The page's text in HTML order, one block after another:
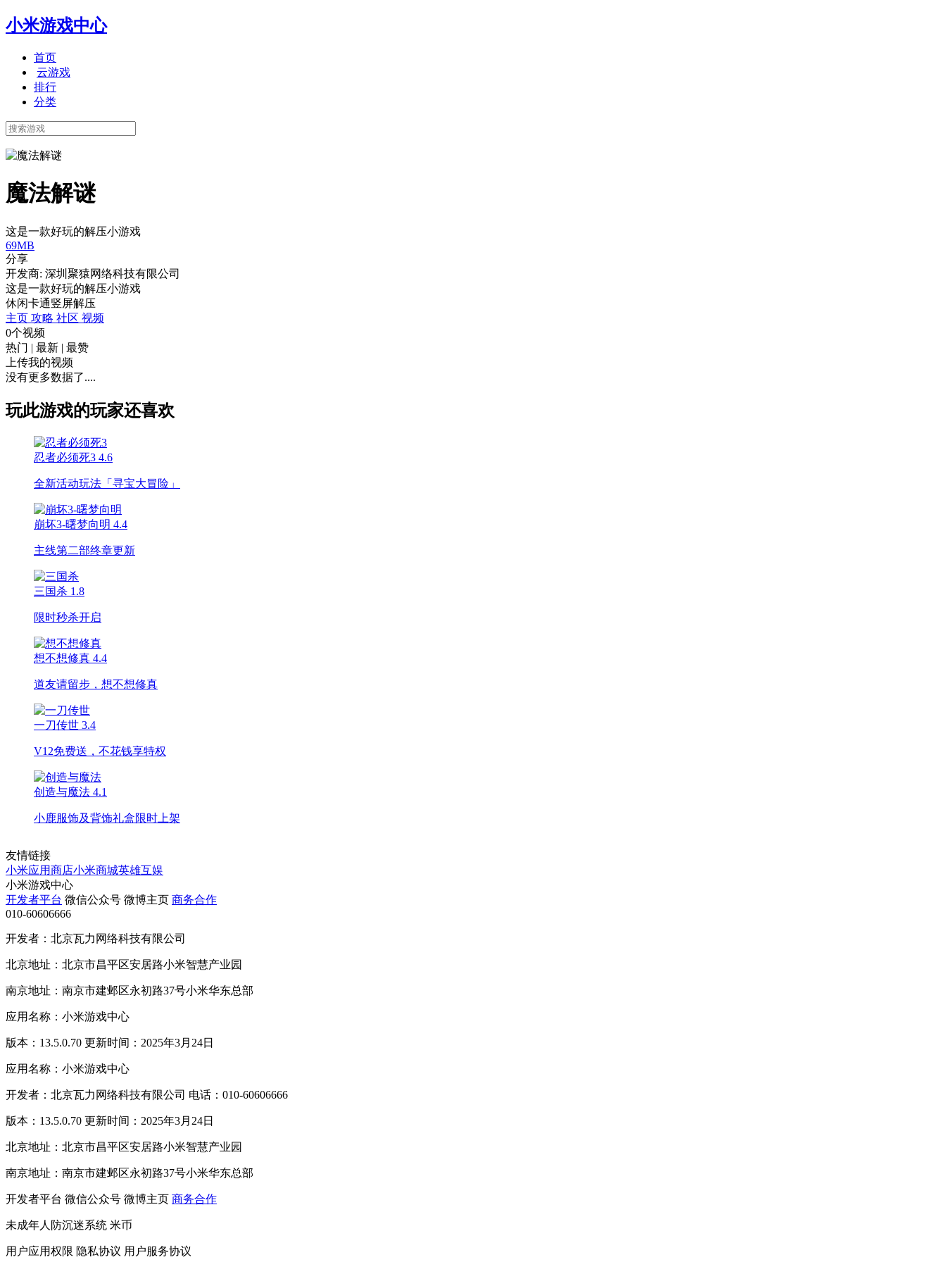
小米游戏中心
首页
云游戏
排行
分类
魔法解谜
这是一款好玩的解压小游戏
69MB
分享
开发商: 深圳聚猿网络科技有限公司
这是一款好玩的解压小游戏
休闲卡通竖屏解压
主页 攻略 社区 视频
0个视频
热门 | 最新 | 最赞
上传我的视频
没有更多数据了....
玩此游戏的玩家还喜欢
忍者必须死3 4.6
全新活动玩法「寻宝大冒险」
崩坏3-曙梦向明 4.4
主线第二部终章更新
三国杀 1.8
限时秒杀开启
想不想修真 4.4
道友请留步，想不想修真
一刀传世 3.4
V12免费送，不花钱享特权
创造与魔法 4.1
小鹿服饰及背饰礼盒限时上架
友情链接
小米应用商店小米商城英雄互娱
小米游戏中心
开发者平台 微信公众号 微博主页 商务合作
010-60606666
开发者：北京瓦力网络科技有限公司
北京地址：北京市昌平区安居路小米智慧产业园
南京地址：南京市建邺区永初路37号小米华东总部
应用名称：小米游戏中心
版本：13.5.0.70 更新时间：2025年3月24日
应用名称：小米游戏中心
开发者：北京瓦力网络科技有限公司 电话：010-60606666
版本：13.5.0.70 更新时间：2025年3月24日
北京地址：北京市昌平区安居路小米智慧产业园
南京地址：南京市建邺区永初路37号小米华东总部
开发者平台 微信公众号 微博主页 商务合作
未成年人防沉迷系统 米币
用户应用权限 隐私协议 用户服务协议